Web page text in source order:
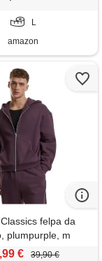
L
amazon
felpa da
plumpurple, m
€ 39,90 €